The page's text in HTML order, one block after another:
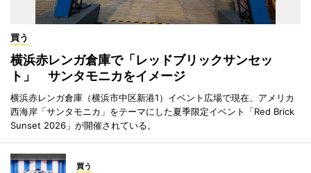
買う
横浜赤レンガ倉庫で「レッドブリックサンセッ
ト」 サンタモニカをイメージ
横浜赤レンガ倉庫（横浜市中区新港1）イベント広場で現在、アメリカ
西海岸「サンタモニカ」をテーマにした夏季限定イベント「Red Brick
Sunset 2026」が開催されている。
買う